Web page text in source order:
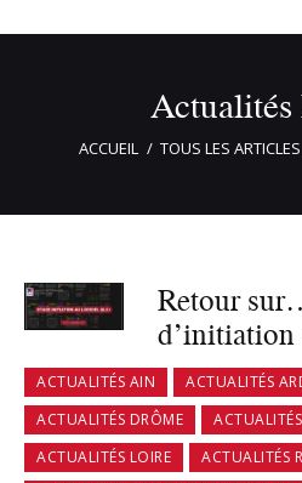
Actualités
ACCUEIL TOUS LES ARTICLES
Retour
ACTUALITÉS AIN
ACTUALITÉS
ACTUALITÉS DRÔME
ACTUALITÉS LOIRE
ACTUALITÉS